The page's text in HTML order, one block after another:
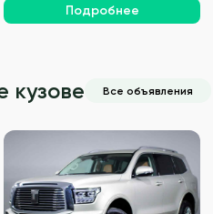
Подробнее
кузове Все объявления